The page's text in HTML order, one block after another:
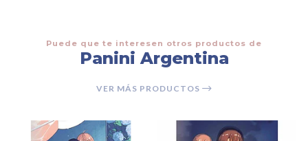
Puede que te interesen otros productos de
Panini Argentina
VER MÁS PRODUCTOS